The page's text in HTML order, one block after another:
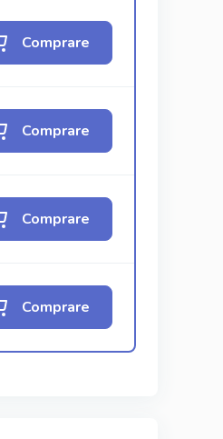
Comprare
Comprare
Comprare
Comprare